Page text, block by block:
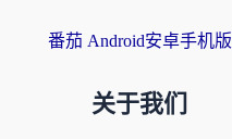
番茄 Android安卓手机版
关于我们